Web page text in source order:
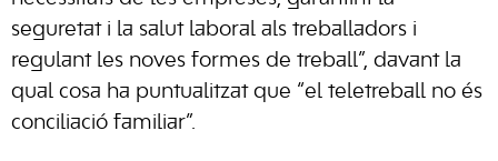
seguretat i la salut laboral als treballadors i
regulant les noves formes de treball”, davant la
qual cosa ha puntualitzat que “el teletreball no és
conciliació familiar”.